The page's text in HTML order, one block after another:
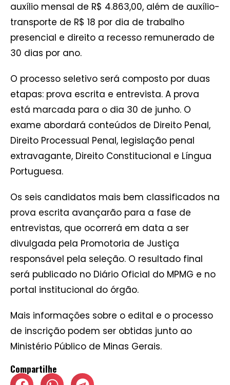
auxílio mensal de R$ 4.863,00, além de auxílio-
transporte de R$ 18 por dia de trabalho
presencial e direito a recesso remunerado de
30 dias por ano.
O processo seletivo será composto por duas
etapas: prova escrita e entrevista. A prova
está marcada para o dia 30 de junho. O
exame abordará conteúdos de Direito Penal,
Direito Processual Penal, legislação penal
extravagante, Direito Constitucional e Língua
Portuguesa.
Os seis candidatos mais bem classificados na
prova escrita avançarão para a fase de
entrevistas, que ocorrerá em data a ser
divulgada pela Promotoria de Justiça
responsável pela seleção. O resultado final
será publicado no Diário Oficial do MPMG e no
portal institucional do órgão.
Mais informações sobre o edital e o processo
de inscrição podem ser obtidas junto ao
Ministério Público de Minas Gerais.
Compartilhe